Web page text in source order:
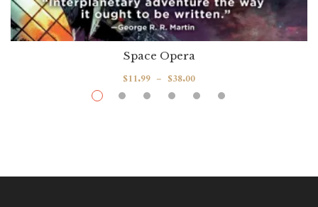
Babylon’s Ashes
Space Opera
$11.99 – $38.00